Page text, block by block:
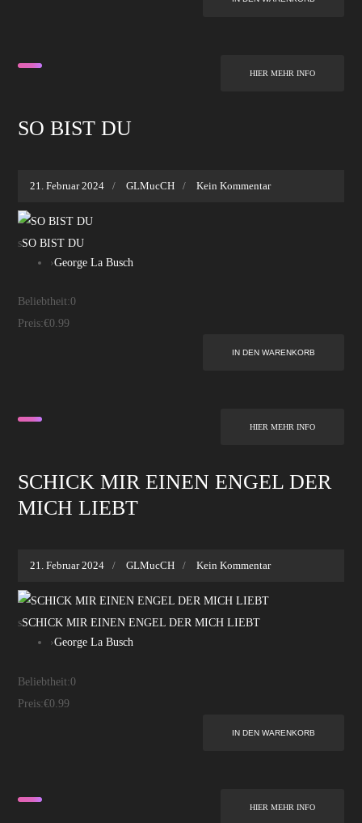
HIER MEHR INFO
SO BIST DU
21. Februar 2024 GLMucCH Kein Kommentar
sSO BIST DU
›George La Busch
Beliebtheit:0
Preis:€0.99
HIER MEHR INFO
SCHICK MIR EINEN ENGEL DER
MICH LIEBT
21. Februar 2024 GLMucCH Kein Kommentar
sSCHICK MIR EINEN ENGEL DER MICH LIEBT
›George La Busch
Beliebtheit:0
Preis:€0.99
HIER MEHR INFO